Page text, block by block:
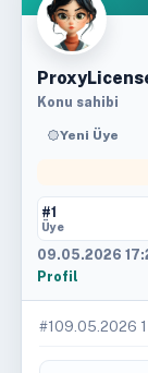
Konu sahibi
Yeni Üye
#1
Üye
09.05.2026
Profil
#1 09.05.2026